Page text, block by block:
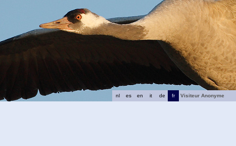
fr
de
it
en
es
nl
Visiteur Anonyme